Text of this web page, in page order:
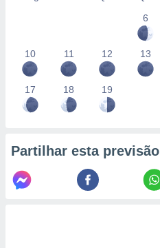
6
10 11 12 13
17 18 19
Partilhar esta previsão